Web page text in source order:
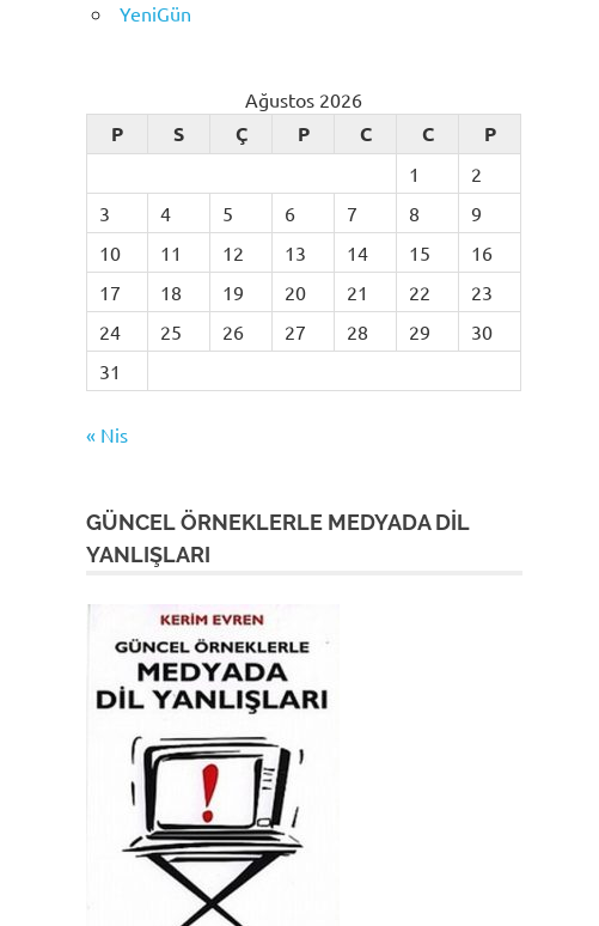
YeniGün
Ağustos 2026
P S Ç P C C P
1
2
3
4 5 6 7 8
9
10
11 12 13 14 15
16
17
18 19 20 21 22
23
24
25 26 27 28 29
30
31
« Nis
GÜNCEL ÖRNEKLERLE MEDYADA DİL
YANLIŞLARI